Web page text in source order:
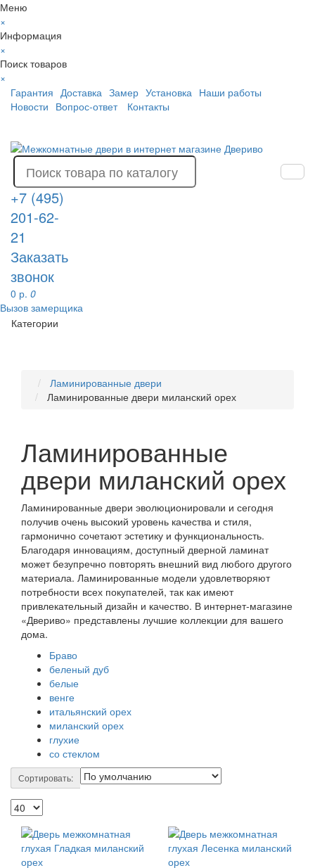
Меню
×
Информация
×
Поиск товаров
×
Гарантия Доставка Замер Установка Наши работы
Новости Вопрос-ответ Контакты
+7 (495)
201-62-
21
Заказать
звонок
0 р. 0
Вызов замерщика
Категории
Ламинированные двери
Ламинированные двери миланский орех
Ламинированные
двери миланский орех
Ламинированные двери эволюционировали и сегодня
получив очень высокий уровень качества и стиля,
гармонично сочетают эстетику и функциональность.
Благодаря инновациям, доступный дверной ламинат
может безупречно повторять внешний вид любого другого
материала. Ламинированные модели удовлетворяют
потребности всех покупателей, так как имеют
привлекательный дизайн и качество. В интернет-магазине
«Двериво» представлены лучшие коллекции для вашего
дома.
Браво
беленый дуб
белые
венге
итальянский орех
миланский орех
глухие
со стеклом
Сортировать: